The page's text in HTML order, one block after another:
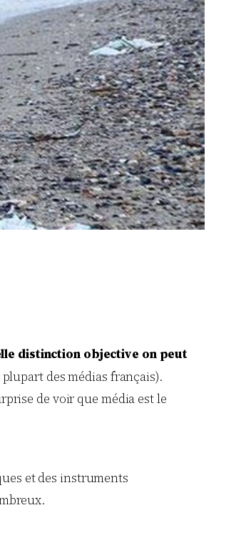
distinction objective on peut
des médias français).
de voir que média est le
et des instruments